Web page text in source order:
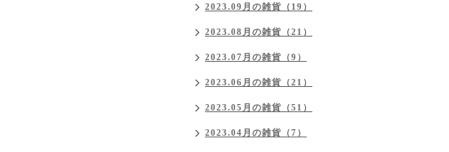
2023.09月の雑貨（19）
2023.08月の雑貨（21）
2023.07月の雑貨（9）
2023.06月の雑貨（21）
2023.05月の雑貨（51）
2023.04月の雑貨（7）